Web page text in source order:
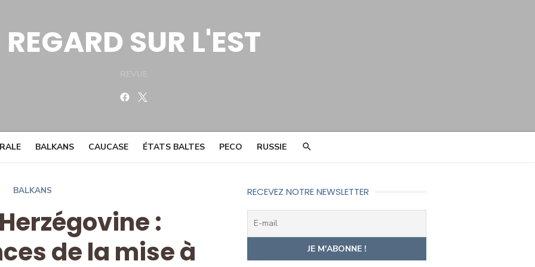
REGARD SUR L'EST
Facebook
BALKANS CAUCASE ÉTATS BALTES PECO RUSSIE
BALKANS
:
de la mise à
RECEVEZ NOTRE NEWSLETTER